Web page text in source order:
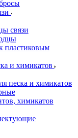
связи
пластиковым
и химикатов
песка и химикатов
химикатов